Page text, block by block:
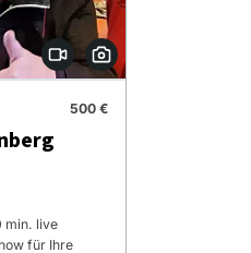
500 €
min. live
für Ihre